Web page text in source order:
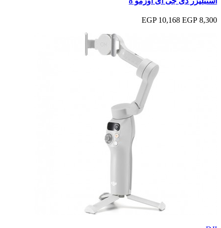
8,300 EGP
10,168 EGP